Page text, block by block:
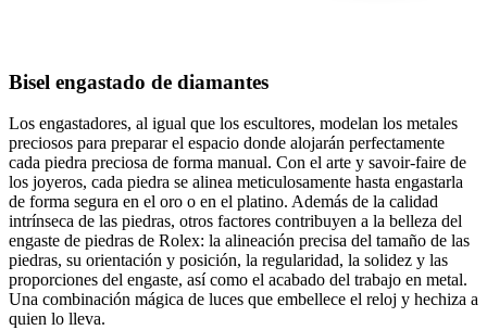
Bisel engastado de diamantes
Los engastadores, al igual que los escultores, modelan los metales
preciosos para preparar el espacio donde alojarán perfectamente
cada piedra preciosa de forma manual. Con el arte y savoir‑faire de
los joyeros, cada piedra se alinea meticulosamente hasta engastarla
de forma segura en el oro o en el platino. Además de la calidad
intrínseca de las piedras, otros factores contribuyen a la belleza del
engaste de piedras de Rolex: la alineación precisa del tamaño de las
piedras, su orientación y posición, la regularidad, la solidez y las
proporciones del engaste, así como el acabado del trabajo en metal.
Una combinación mágica de luces que embellece el reloj y hechiza a
quien lo lleva.